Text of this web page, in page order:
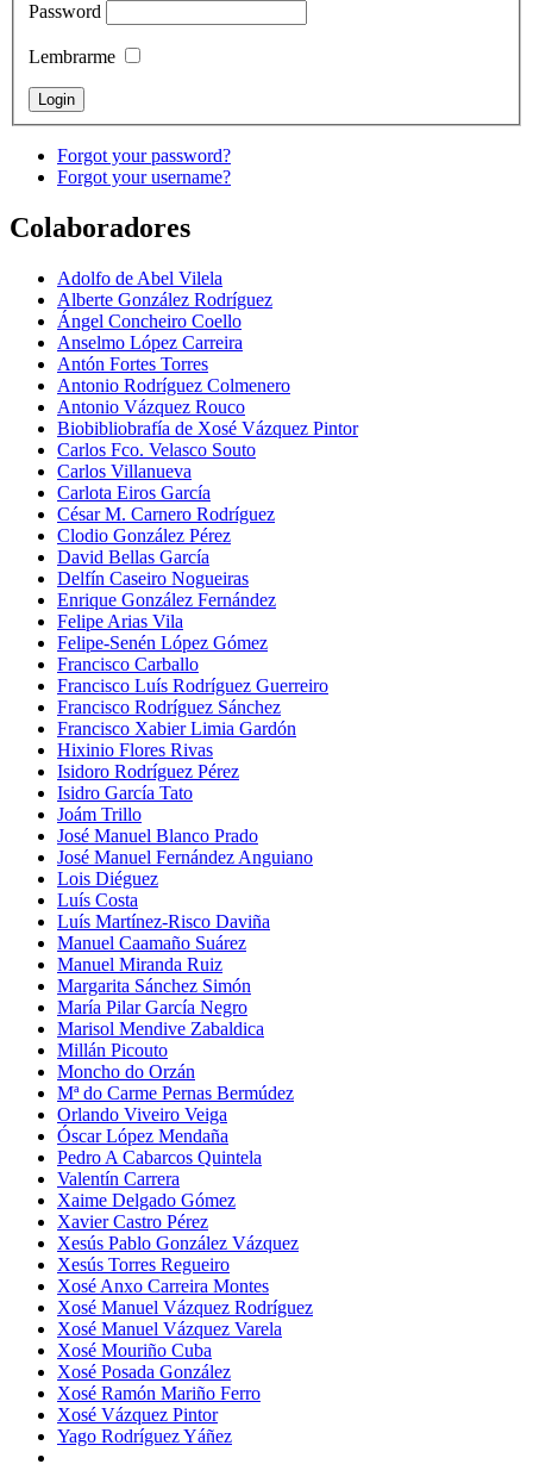
Password
Lembrarme
Forgot your password?
Forgot your username?
Colaboradores
Adolfo de Abel Vilela
Alberte González Rodríguez
Ángel Concheiro Coello
Anselmo López Carreira
Antón Fortes Torres
Antonio Rodríguez Colmenero
Antonio Vázquez Rouco
Biobibliobrafía de Xosé Vázquez Pintor
Carlos Fco. Velasco Souto
Carlos Villanueva
Carlota Eiros García
César M. Carnero Rodríguez
Clodio González Pérez
David Bellas García
Delfín Caseiro Nogueiras
Enrique González Fernández
Felipe Arias Vila
Felipe-Senén López Gómez
Francisco Carballo
Francisco Luís Rodríguez Guerreiro
Francisco Rodríguez Sánchez
Francisco Xabier Limia Gardón
Hixinio Flores Rivas
Isidoro Rodríguez Pérez
Isidro García Tato
Joám Trillo
José Manuel Blanco Prado
José Manuel Fernández Anguiano
Lois Diéguez
Luís Costa
Luís Martínez-Risco Daviña
Manuel Caamaño Suárez
Manuel Miranda Ruiz
Margarita Sánchez Simón
María Pilar García Negro
Marisol Mendive Zabaldica
Millán Picouto
Moncho do Orzán
Mª do Carme Pernas Bermúdez
Orlando Viveiro Veiga
Óscar López Mendaña
Pedro A Cabarcos Quintela
Valentín Carrera
Xaime Delgado Gómez
Xavier Castro Pérez
Xesús Pablo González Vázquez
Xesús Torres Regueiro
Xosé Anxo Carreira Montes
Xosé Manuel Vázquez Rodríguez
Xosé Manuel Vázquez Varela
Xosé Mouriño Cuba
Xosé Posada González
Xosé Ramón Mariño Ferro
Xosé Vázquez Pintor
Yago Rodríguez Yáñez